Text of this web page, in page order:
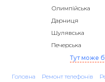
Олимпійська
Дарниця
Шулявська
Печерська
Тут може
Головна Ремонт телефонів